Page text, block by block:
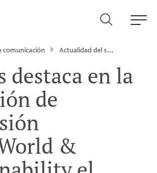
comunicación Actualidad del sector energético - Enagás
destaca en la
de
&